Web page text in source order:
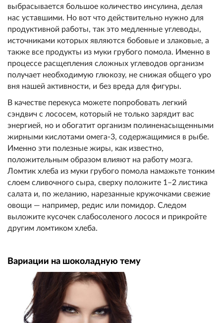
выбрасывается большое количество инсулина, делая
нас уставшими. Но вот что действительно нужно для
продуктивной работы, так это медленные углеводы,
источниками которых являются бобовые и злаковые, а
также все продукты из муки грубого помола. Именно в
процессе расщепления сложных углеводов организм
получает необходимую глюкозу, не снижая общего уро
вня нашей активности, и без вреда для фигуры.
В качестве перекуса можете попробовать легкий
сэндвич с лососем, который не только зарядит вас
энергией, но и обогатит организм полиненасыщенными
жирными кислотами омега-3, содержащимися в рыбе.
Именно эти полезные жиры, как известно,
положительным образом влияют на работу мозга.
Ломтик хлеба из муки грубого помола намажьте тонким
слоем сливочного сыра, сверху положите 1–2 листика
салата и, по желанию, нарезанные кружочками свежие
овощи — например, редис или помидор. Следом
выложите кусочек слабосоленого лосося и прикройте
другим ломтиком хлеба.
Вариации на шоколадную тему